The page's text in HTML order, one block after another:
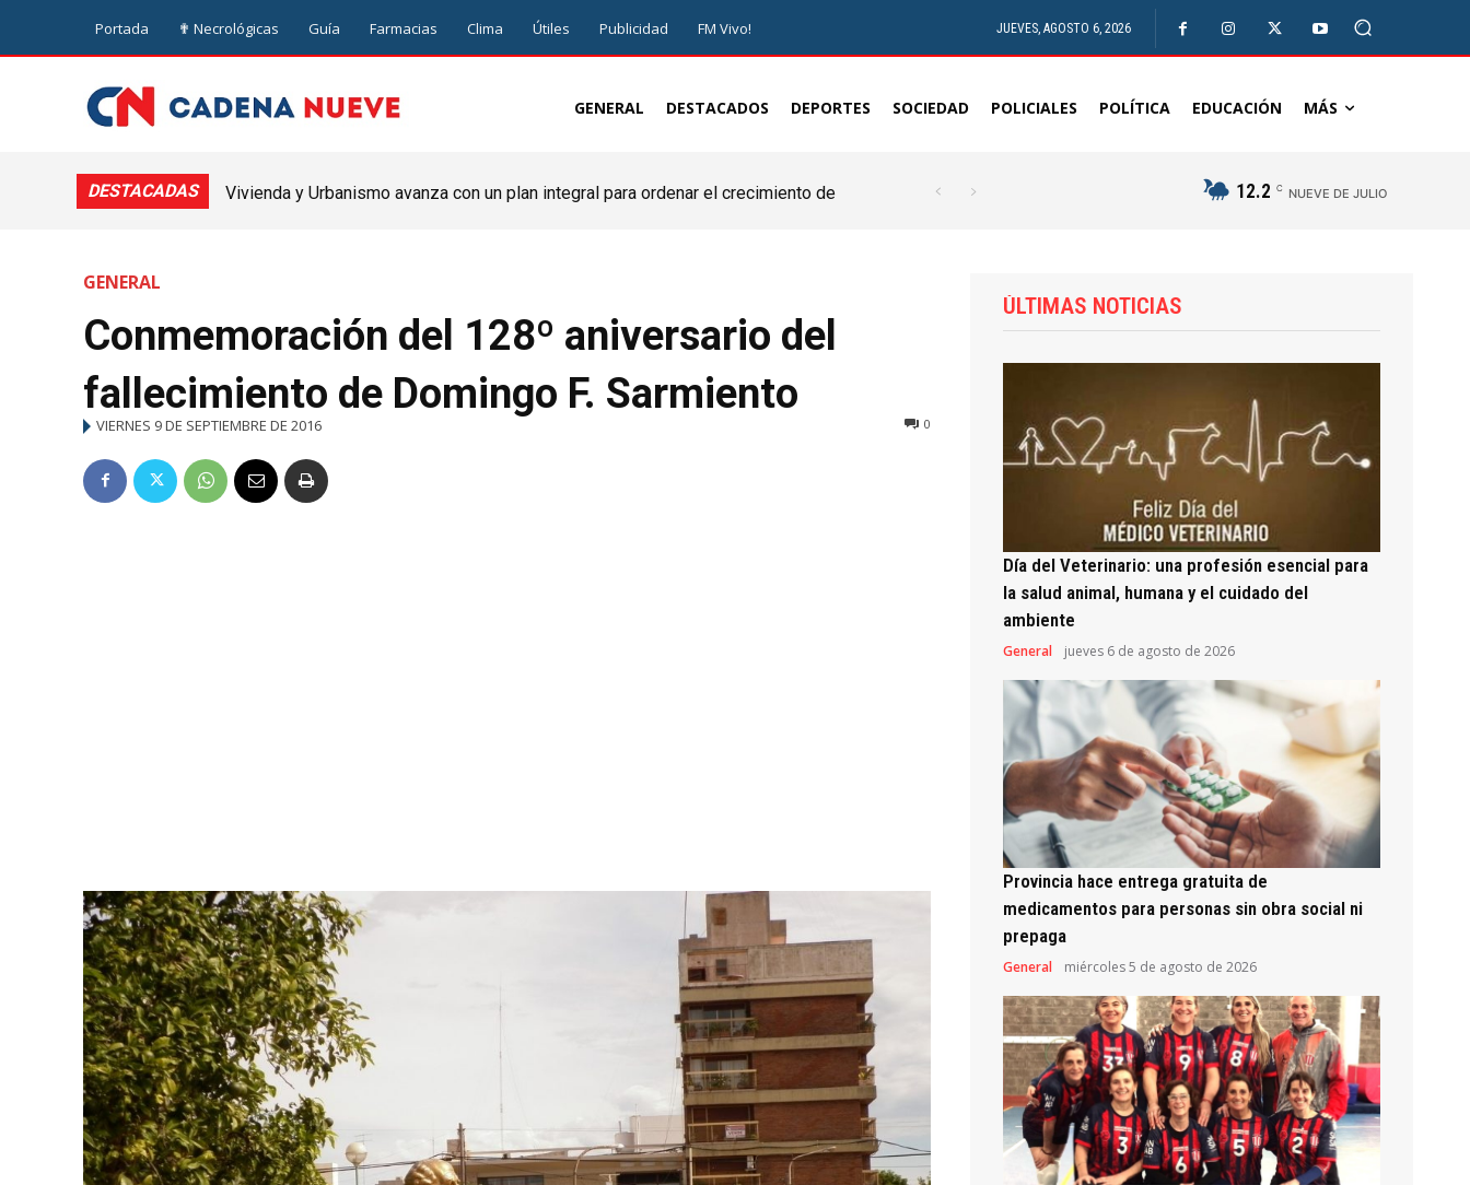
Portada ✟ Necrológicas Guía Farmacias Clima Útiles Publicidad FM Vivo! JUEVES, AGOSTO 6, 2026
GENERAL DESTACADOS DEPORTES SOCIEDAD POLICIALES POLÍTICA EDUCACIÓN MÁS
DESTACADAS
Vivienda y Urbanismo avanza con un plan integral para ordenar el crecimiento de
El Club de Leones de Nueve de Julio entregó 50 colchones y 25 cubrecamas al
12.2 C NUEVE DE JULIO
GENERAL
Conmemoración del 128º aniversario del
fallecimiento de Domingo F. Sarmiento
VIERNES 9 DE SEPTIEMBRE DE 2016 0
ÚLTIMAS NOTICIAS
Día del Veterinario: una profesión esencial para
la salud animal, humana y el cuidado del
ambiente
General jueves 6 de agosto de 2026
Provincia hace entrega gratuita de
medicamentos para personas sin obra social ni
prepaga
General miércoles 5 de agosto de 2026